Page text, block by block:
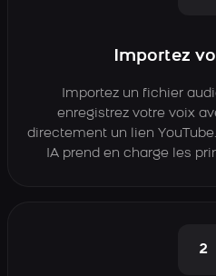
Importez
Importez un fichier
enregistrez votre voix
directement un lien
IA prend en charge les
2